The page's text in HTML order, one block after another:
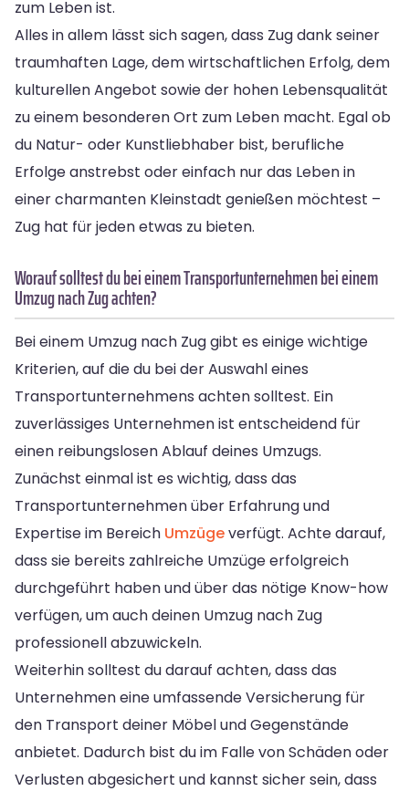
zum Leben ist.
Alles in allem lässt sich sagen, dass Zug dank seiner
traumhaften Lage, dem wirtschaftlichen Erfolg, dem
kulturellen Angebot sowie der hohen Lebensqualität
zu einem besonderen Ort zum Leben macht. Egal ob
du Natur- oder Kunstliebhaber bist, berufliche
Erfolge anstrebst oder einfach nur das Leben in
einer charmanten Kleinstadt genießen möchtest –
Zug hat für jeden etwas zu bieten.
Worauf solltest du bei einem Transportunternehmen bei einem
Umzug nach Zug achten?
Bei einem Umzug nach Zug gibt es einige wichtige
Kriterien, auf die du bei der Auswahl eines
Transportunternehmens achten solltest. Ein
zuverlässiges Unternehmen ist entscheidend für
einen reibungslosen Ablauf deines Umzugs.
Zunächst einmal ist es wichtig, dass das
Transportunternehmen über Erfahrung und
Expertise im Bereich Umzügeverfügt. Achte darauf,
dass sie bereits zahlreiche Umzüge erfolgreich
durchgeführt haben und über das nötige Know-how
verfügen, um auch deinen Umzug nach Zug
professionell abzuwickeln.
Weiterhin solltest du darauf achten, dass das
Unternehmen eine umfassende Versicherung für
den Transport deiner Möbel und Gegenstände
anbietet. Dadurch bist du im Falle von Schäden oder
Verlusten abgesichert und kannst sicher sein, dass